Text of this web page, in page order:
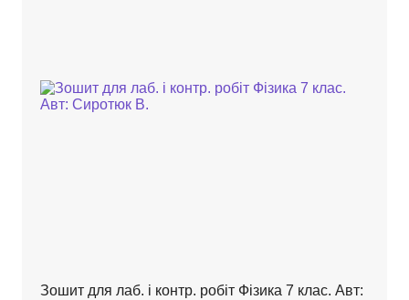
Зошит для лаб. і контр. робіт Фізика 7 клас. Авт: